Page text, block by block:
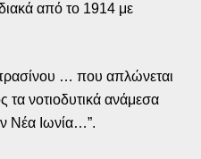
από το 1914 με
… που απλώνεται
τα νοτιοδυτικά ανάμεσα
Νέα Ιωνία…”.